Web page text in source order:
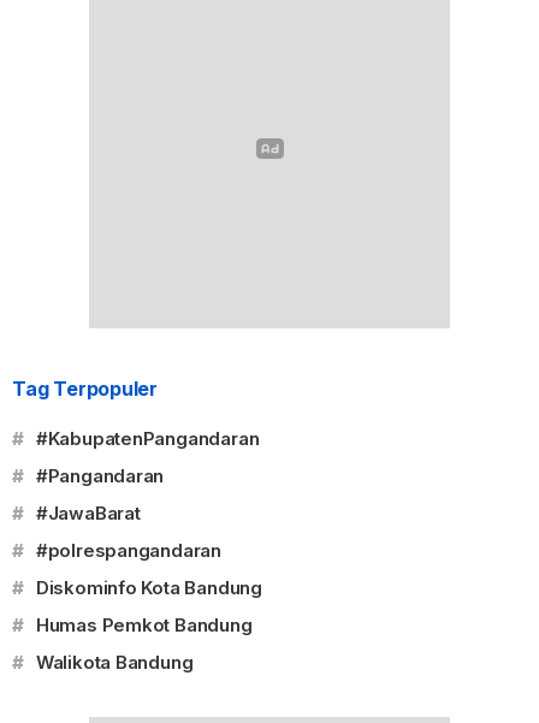
Tag Terpopuler
# #KabupatenPangandaran
# #Pangandaran
# #JawaBarat
# #polrespangandaran
# Diskominfo Kota Bandung
# Humas Pemkot Bandung
# Walikota Bandung